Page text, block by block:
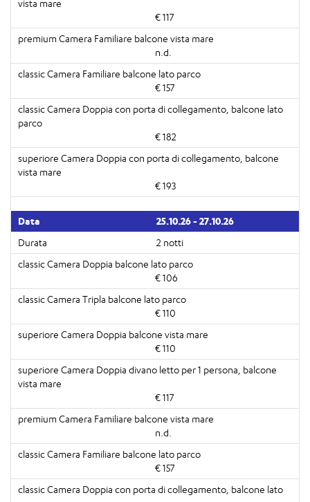
€ 117
n.d.
€ 157
€ 182
€ 193
25.10.26 - 27.10.26
2 notti
€ 106
€ 110
€ 110
€ 117
n.d.
€ 157